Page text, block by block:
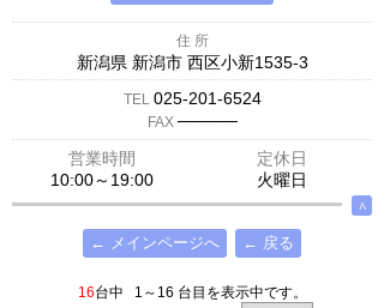
住 所
新潟県 新潟市 西区小新1535-3
TEL 025-201-6524
FAX ─────
営業時間
定休日
10:00～19:00
火曜日
∧
← メインページへ ← 戻る
16台中 1～16 台目を表示中です。